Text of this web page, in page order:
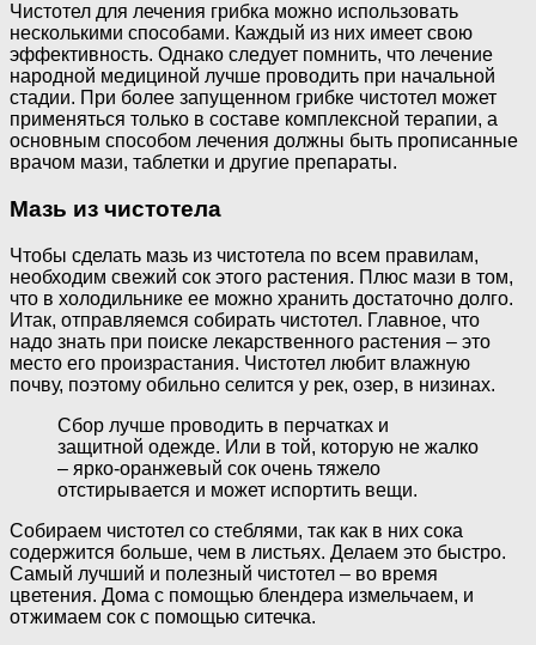
Чистотел для лечения грибка можно использовать
несколькими способами. Каждый из них имеет свою
эффективность. Однако следует помнить, что лечение
народной медициной лучше проводить при начальной
стадии. При более запущенном грибке чистотел может
применяться только в составе комплексной терапии, а
основным способом лечения должны быть прописанные
врачом мази, таблетки и другие препараты.
Мазь из чистотела
Чтобы сделать мазь из чистотела по всем правилам,
необходим свежий сок этого растения. Плюс мази в том,
что в холодильнике ее можно хранить достаточно долго.
Итак, отправляемся собирать чистотел. Главное, что
надо знать при поиске лекарственного растения – это
место его произрастания. Чистотел любит влажную
почву, поэтому обильно селится у рек, озер, в низинах.
Сбор лучше проводить в перчатках и
защитной одежде. Или в той, которую не жалко
– ярко-оранжевый сок очень тяжело
отстирывается и может испортить вещи.
Собираем чистотел со стеблями, так как в них сока
содержится больше, чем в листьях. Делаем это быстро.
Самый лучший и полезный чистотел – во время
цветения. Дома с помощью блендера измельчаем, и
отжимаем сок с помощью ситечка.